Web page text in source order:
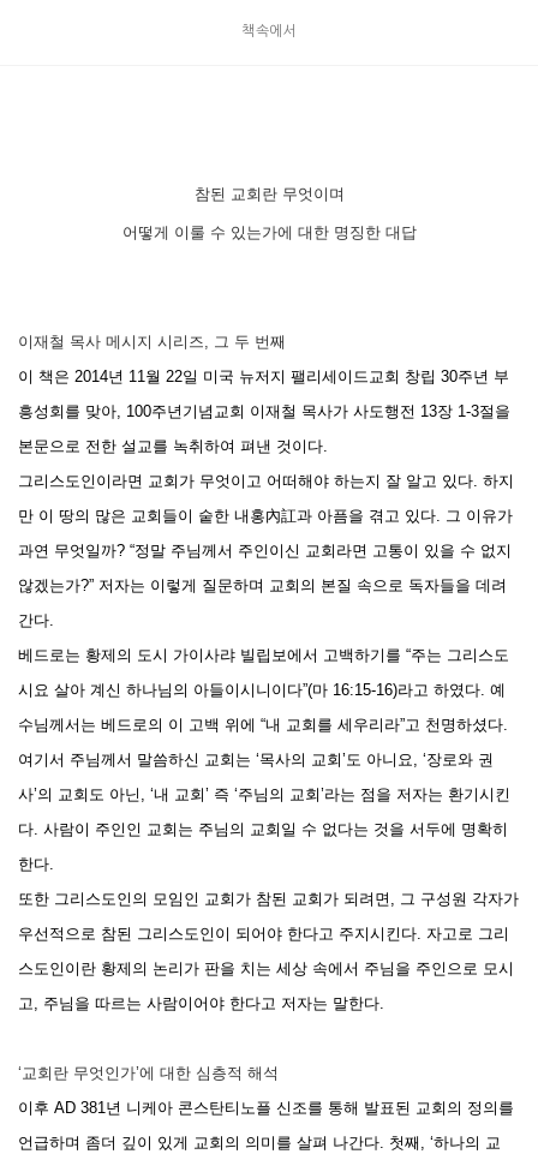
책속에서
참된 교회란 무엇이며
어떻게 이룰 수 있는가에 대한 명징한 대답
이재철 목사 메시지 시리즈, 그 두 번째
이 책은 2014년 11월 22일 미국 뉴저지 팰리세이드교회 창립 30주년 부
흥성회를 맞아, 100주년기념교회 이재철 목사가 사도행전 13장 1-3절을
본문으로 전한 설교를 녹취하여 펴낸 것이다.
그리스도인이라면 교회가 무엇이고 어떠해야 하는지 잘 알고 있다. 하지
만 이 땅의 많은 교회들이 숱한 내홍內訌과 아픔을 겪고 있다. 그 이유가
과연 무엇일까? “정말 주님께서 주인이신 교회라면 고통이 있을 수 없지
않겠는가?” 저자는 이렇게 질문하며 교회의 본질 속으로 독자들을 데려
간다.
베드로는 황제의 도시 가이사랴 빌립보에서 고백하기를 “주는 그리스도
시요 살아 계신 하나님의 아들이시니이다”(마 16:15-16)라고 하였다. 예
수님께서는 베드로의 이 고백 위에 “내 교회를 세우리라”고 천명하셨다.
여기서 주님께서 말씀하신 교회는 ‘목사의 교회’도 아니요, ‘장로와 권
사’의 교회도 아닌, ‘내 교회’ 즉 ‘주님의 교회’라는 점을 저자는 환기시킨
다. 사람이 주인인 교회는 주님의 교회일 수 없다는 것을 서두에 명확히
한다.
또한 그리스도인의 모임인 교회가 참된 교회가 되려면, 그 구성원 각자가
우선적으로 참된 그리스도인이 되어야 한다고 주지시킨다. 자고로 그리
스도인이란 황제의 논리가 판을 치는 세상 속에서 주님을 주인으로 모시
고, 주님을 따르는 사람이어야 한다고 저자는 말한다.
‘교회란 무엇인가’에 대한 심층적 해석
이후 AD 381년 니케아 콘스탄티노플 신조를 통해 발표된 교회의 정의를
언급하며 좀더 깊이 있게 교회의 의미를 살펴 나간다. 첫째, ‘하나의 교